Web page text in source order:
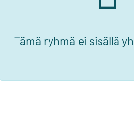
Tämä ryhmä ei sisällä